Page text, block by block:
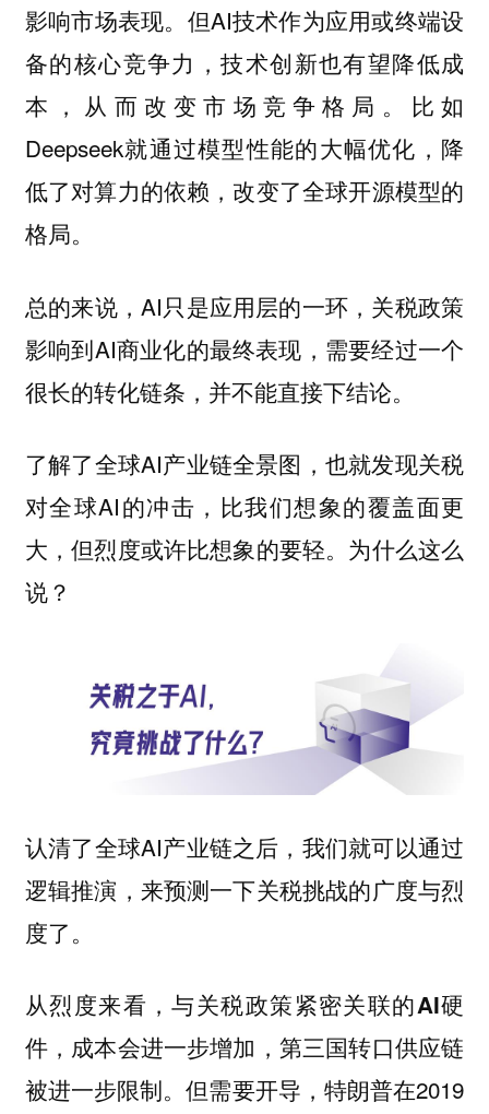
影响市场表现。 但AI技术作为应用或终端设
备的核心竞争力，技术创新也有望降低成
本，从而改变市场竞争格局。比如
Deepseek就通过模型性能的大幅优化，降
低了对算力的依赖，改变了全球开源模型的
格局。
总的来说，AI只是应用层的一环，关税政策
影响到AI商业化的最终表现，需要经过一个
很长的转化链条，并不能直接下结论。
了解了全球AI产业链全景图，也就发现关税
对全球AI的冲击，比我们想象的覆盖面更
大，但烈度或许比想象的要轻。为什么这么
说？
认清了全球AI产业链之后，我们就可以通过
逻辑推演，来预测一下关税挑战的广度与烈
度了。
从烈度来看，与关税政策紧密关联的AI硬
件，成本会进一步增加，第三国转口供应链
被进一步限制。但需要开导，特朗普在2019